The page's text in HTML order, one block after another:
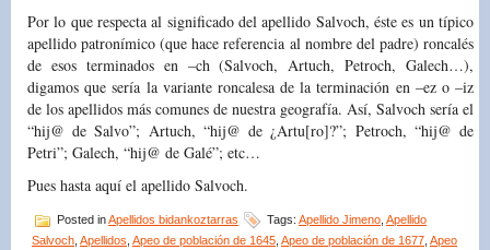
Por lo que respecta al significado del apellido Salvoch, éste es un típico
apellido patronímico (que hace referencia al nombre del padre) roncalés
de esos terminados en –ch (Salvoch, Artuch, Petroch, Galech…),
digamos que sería la variante roncalesa de la terminación en –ez o –iz
de los apellidos más comunes de nuestra geografía. Así, Salvoch sería el
“hij@ de Salvo”; Artuch, “hij@ de ¿Artu[ro]?”; Petroch, “hij@ de
Petri”; Galech, “hij@ de Galé”; etc…
Pues hasta aquí el apellido Salvoch.
Posted inApellidos bidankoztarras Tags: Apellido Jimeno Apellido
Salvoch Apellidos Apeo de población de 1645 Apeo de población de 1677 Apeo